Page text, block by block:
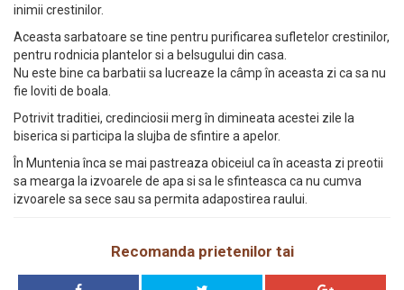
inimii crestinilor.
Aceasta sarbatoare se tine pentru purificarea sufletelor crestinilor,
pentru rodnicia plantelor si a belsugului din casa.
Nu este bine ca barbatii sa lucreaze la câmp în aceasta zi ca sa nu
fie loviti de boala.
Potrivit traditiei, credinciosii merg în dimineata acestei zile la
biserica si participa la slujba de sfintire a apelor.
În Muntenia înca se mai pastreaza obiceiul ca în aceasta zi preotii
sa mearga la izvoarele de apa si sa le sfinteasca ca nu cumva
izvoarele sa sece sau sa permita adapostirea raului.
Recomanda prietenilor tai